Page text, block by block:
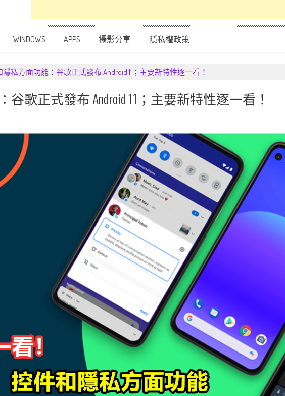
WINDOWS APPS 攝影分享 隱私權政策
私方面功能：谷歌正式發布 Android 11；主要新特性逐一看！
歌正式發布 Android 11；主要新特性逐一看！